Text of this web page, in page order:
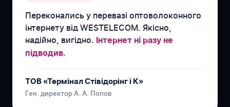
Переконались у перевазі оптоволоконного
інтернету від WESTELECOM. Якісно,
надійно, вигідно.
Інтернет ні разу не
підводив.
ТОВ «Термінал Стівідорінг і К»
Ген. директор А. А. Попов